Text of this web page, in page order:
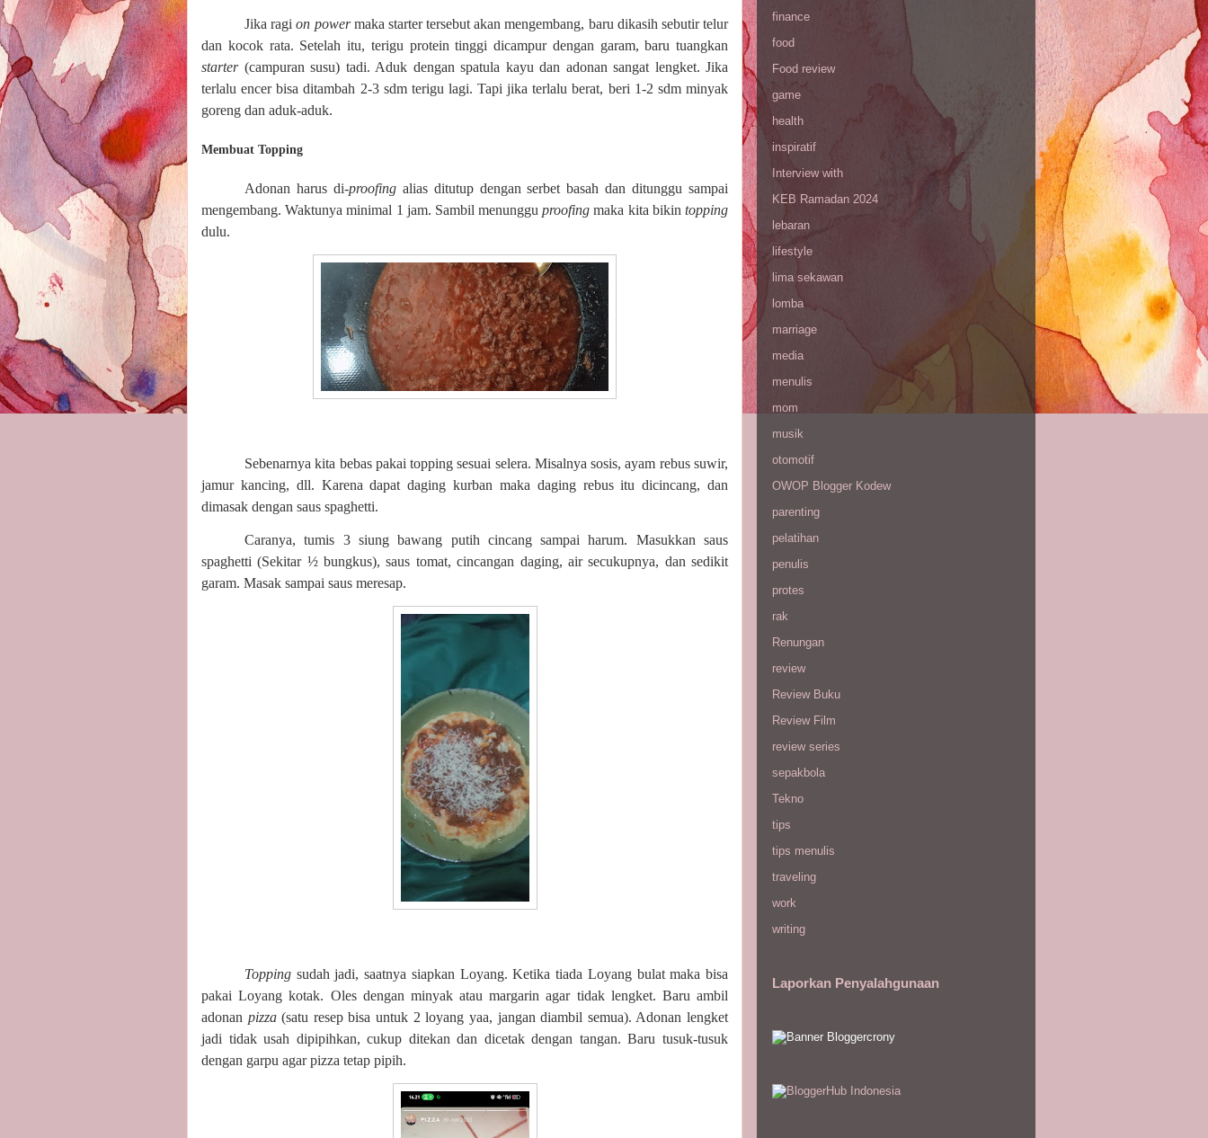
Jika ragion powermaka starter tersebut akan mengembang, baru dikasih sebutir telur
dan kocok rata. Setelah itu, terigu protein tinggi dicampur dengan garam, baru tuangkan
starter (campuran susu) tadi. Aduk dengan spatula kayu dan adonan sangat lengket. Jika
terlalu encer bisa ditambah 2-3 sdm terigu lagi. Tapi jika terlalu berat, beri 1-2 sdm minyak
goreng dan aduk-aduk.
Membuat Topping
Adonan harus di-proofing alias ditutup dengan serbet basah dan ditunggu sampai
mengembang. Waktunya minimal 1 jam. Sambil menungguproofingmaka kita bikintopping
dulu.
Sebenarnya kita bebas pakai topping sesuai selera. Misalnya sosis, ayam rebus suwir,
jamur kancing, dll. Karena dapat daging kurban maka daging rebus itu dicincang, dan
dimasak dengan saus spaghetti.
Caranya, tumis 3 siung bawang putih cincang sampai harum. Masukkan saus
spaghetti (Sekitar ½ bungkus), saus tomat, cincangan daging, air secukupnya, dan sedikit
garam. Masak sampai saus meresap.
Topping sudah jadi, saatnya siapkan Loyang. Ketika tiada Loyang bulat maka bisa
pakai Loyang kotak. Oles dengan minyak atau margarin agar tidak lengket. Baru ambil
adonan pizza(satu resep bisa untuk 2 loyang yaa, jangan diambil semua). Adonan lengket
jadi tidak usah dipipihkan, cukup ditekan dan dicetak dengan tangan. Baru tusuk-tusuk
dengan garpu agar pizza tetap pipih.
finance
food
Food review
game
health
inspiratif
Interview with
KEB Ramadan 2024
lebaran
lifestyle
lima sekawan
lomba
marriage
media
menulis
mom
musik
otomotif
OWOP Blogger Kodew
parenting
pelatihan
penulis
protes
rak
Renungan
review
Review Buku
Review Film
review series
sepakbola
Tekno
tips
tips menulis
traveling
work
writing
Laporkan Penyalahgunaan